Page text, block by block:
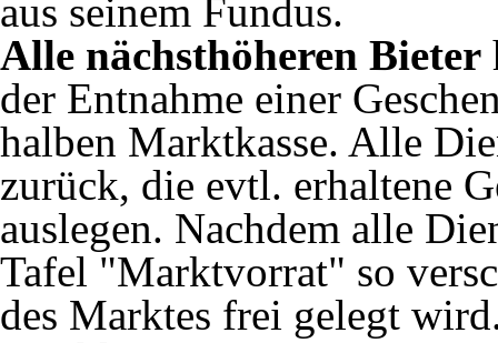
aus seinem Fundus.
Alle nächsthöheren Bieter
der Entnahme einer
halben Marktkasse. Alle
zurück, die evtl. erhaltene
auslegen. Nachdem alle
Tafel "Marktvorrat" so
des Marktes frei gelegt